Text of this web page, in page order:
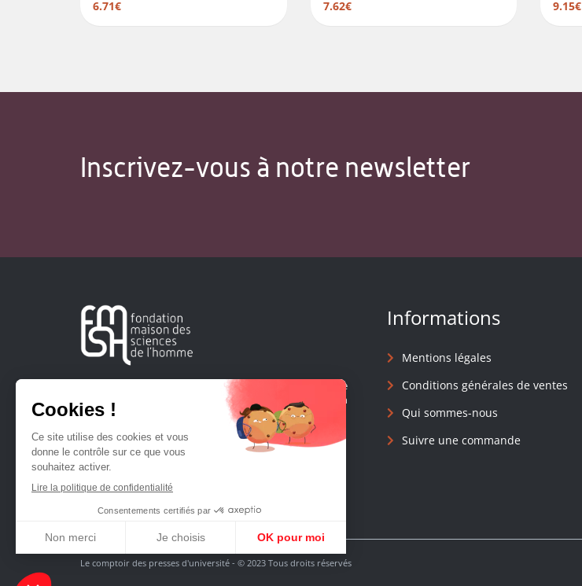
6.71€ 7.62€ 9.15€
Inscrivez-vous à notre newsletter
Créée en 1963, la Fondation Maison Sciences de l'Homme
soutient la recherche et la diffusion des connaissances en
sciences humaines et sociales.
Informations
Mentions légales
Conditions générales de ventes
Qui sommes-nous
Suivre une commande
Le comptoir des presses d'université - © 2023 Tous droits réservés